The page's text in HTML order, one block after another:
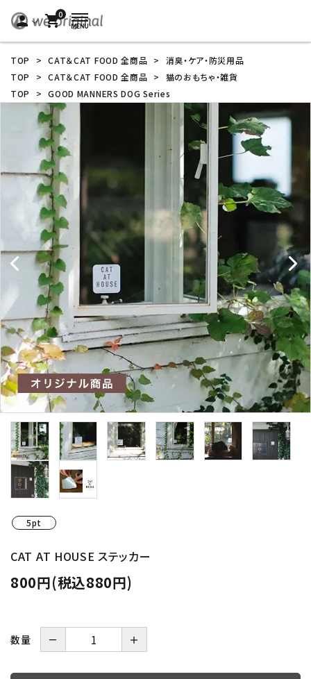
person 0
shopping_cart
TOP > CAT＆CAT FOOD 全商品 >
消臭・ケア・防災用品
TOP
> CAT＆CAT FOOD 全商品 >
猫のおもちゃ・雑貨
TOP
> GOOD MANNERS DOG Series
5pt
CAT AT HOUSE ステッカー
800円(税込880円)
数量 － ＋